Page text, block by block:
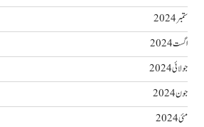
ستمبر 2024
اگست 2024
جولائی 2024
جون 2024
مئی 2024